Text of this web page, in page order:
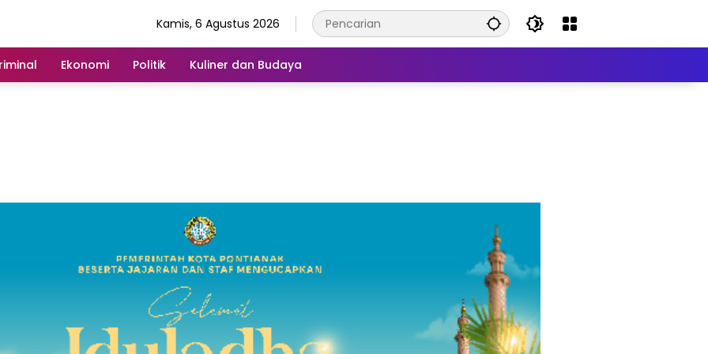
Kamis, 6 Agustus 2026
Ekonomi Politik Kuliner dan Budaya